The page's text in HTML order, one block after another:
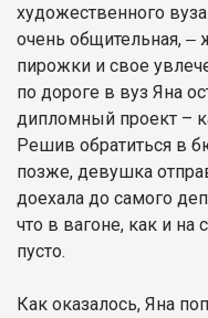
художественного
очень общительная, ‒
пирожки и свое
по дороге в вуз Яна
дипломный проект –
Решив обратиться в
позже, девушка
доехала до самого
что в вагоне, как и на
пусто.
Как оказалось, Яна